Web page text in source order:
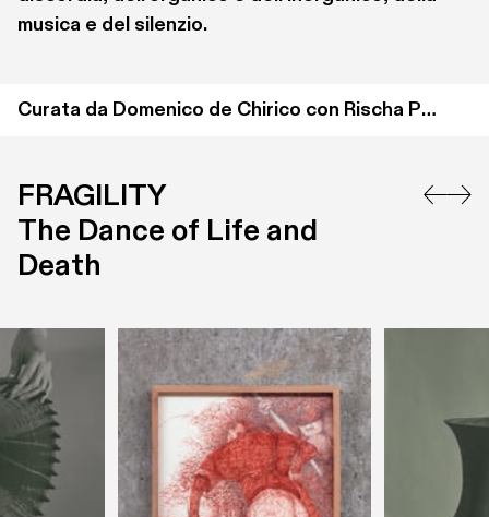
musica e del silenzio.
Curata da Domenico de Chirico con Rischa Paterlini
FRAGILITY
The Dance of Life and
Death